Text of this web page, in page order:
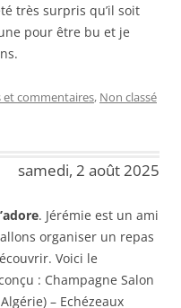
très surpris qu’il soit
pour être bu et je
et commentaires, Non classé
samedi, 2 août 2025
. Jérémie est un ami
organiser un repas
Voici le
: Champagne Salon
– Echézeaux